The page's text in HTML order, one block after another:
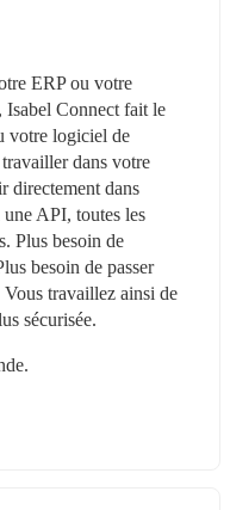
ERP ou votre
Connect fait le
votre logiciel de
dans votre
directement dans
API, toutes les
Plus besoin de
besoin de passer
Vous travaillez ainsi de
sécurisée.